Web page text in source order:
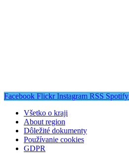
Facebook Flickr Instagram RSS Spotify
Všetko o kraji
About region
Dôležité dokumenty
Používanie cookies
GDPR